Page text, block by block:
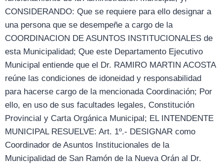
CONSIDERANDO: Que se requiere para ello designar a
una persona que se desempeñe a cargo de la
COORDINACION DE ASUNTOS INSTITUCIONALES de
esta Municipalidad; Que este Departamento Ejecutivo
Municipal entiende que el Dr. RAMIRO MARTIN ACOSTA
reúne las condiciones de idoneidad y responsabilidad
para hacerse cargo de la mencionada Coordinación; Por
ello, en uso de sus facultades legales, Constitución
Provincial y Carta Orgánica Municipal; EL INTENDENTE
MUNICIPAL RESUELVE: Art. 1º.- DESIGNAR como
Coordinador de Asuntos Institucionales de la
Municipalidad de San Ramón de la Nueva Orán al Dr.